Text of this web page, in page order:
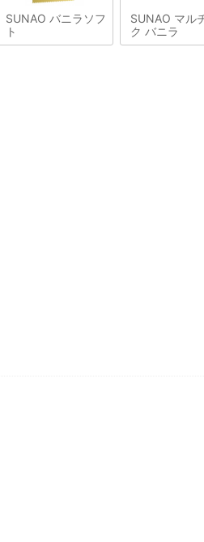
SUNAO バニラソフ
ト
SUNAO マル
ク バニラ